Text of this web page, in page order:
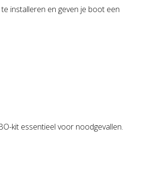
installeren en geven je boot een
kit essentieel voor noodgevallen.